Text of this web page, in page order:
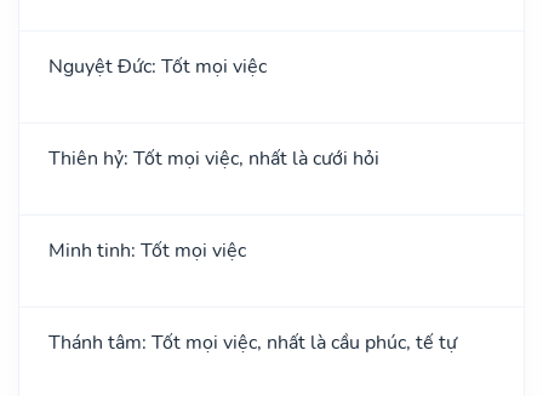
Nguyệt Đức: Tốt mọi việc
Thiên hỷ: Tốt mọi việc, nhất là cưới hỏi
Minh tinh: Tốt mọi việc
Thánh tâm: Tốt mọi việc, nhất là cầu phúc, tế tự